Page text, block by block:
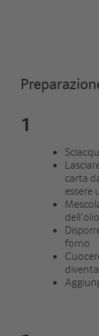
1
carta
essere
dell’olio
forno